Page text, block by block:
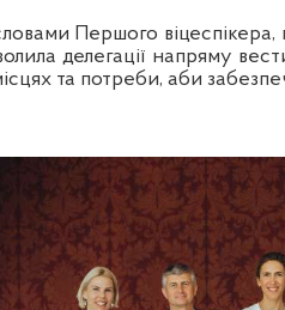
Першого віцеспікера,
делегації напряму
та потреби, аби